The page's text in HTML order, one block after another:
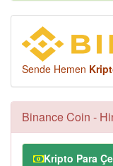
Sende Hemen
Binance Coin -
Kripto Para